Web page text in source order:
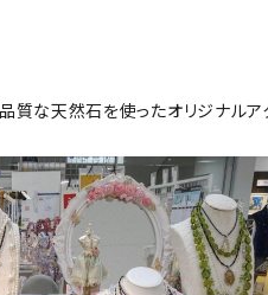
な天然石を使ったオリジナルア